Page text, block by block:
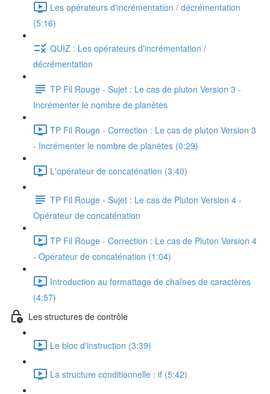
Les opérateurs d'incrémentation / décrémentation
(5:16)
QUIZ : Les opérateurs d'incrémentation /
décrémentation
TP Fil Rouge - Sujet : Le cas de pluton Version 3 -
Incrémenter le nombre de planètes
TP Fil Rouge - Correction : Le cas de pluton Version 3
- Incrémenter le nombre de planètes (0:29)
L'opérateur de concaténation (3:40)
TP Fil Rouge - Sujet : Le cas de Pluton Version 4 -
Opérateur de concaténation
TP Fil Rouge - Correction : Le cas de Pluton Version 4
- Opérateur de concaténation (1:04)
Introduction au formattage de chaînes de caractères
(4:57)
Les structures de contrôle
Le bloc d'instruction (3:39)
La structure conditionnelle : if (5:42)